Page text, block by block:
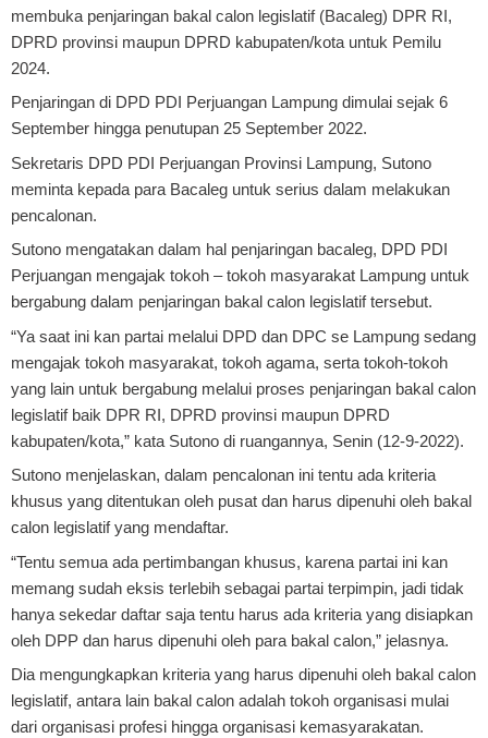
membuka penjaringan bakal calon legislatif (Bacaleg) DPR RI,
DPRD provinsi maupun DPRD kabupaten/kota untuk Pemilu
2024.
Penjaringan di DPD PDI Perjuangan Lampung dimulai sejak 6
September hingga penutupan 25 September 2022.
Sekretaris DPD PDI Perjuangan Provinsi Lampung, Sutono
meminta kepada para Bacaleg untuk serius dalam melakukan
pencalonan.
Sutono mengatakan dalam hal penjaringan bacaleg, DPD PDI
Perjuangan mengajak tokoh – tokoh masyarakat Lampung untuk
bergabung dalam penjaringan bakal calon legislatif tersebut.
“Ya saat ini kan partai melalui DPD dan DPC se Lampung sedang
mengajak tokoh masyarakat, tokoh agama, serta tokoh-tokoh
yang lain untuk bergabung melalui proses penjaringan bakal calon
legislatif baik DPR RI, DPRD provinsi maupun DPRD
kabupaten/kota,” kata Sutono di ruangannya, Senin (12-9-2022).
Sutono menjelaskan, dalam pencalonan ini tentu ada kriteria
khusus yang ditentukan oleh pusat dan harus dipenuhi oleh bakal
calon legislatif yang mendaftar.
“Tentu semua ada pertimbangan khusus, karena partai ini kan
memang sudah eksis terlebih sebagai partai terpimpin, jadi tidak
hanya sekedar daftar saja tentu harus ada kriteria yang disiapkan
oleh DPP dan harus dipenuhi oleh para bakal calon,” jelasnya.
Dia mengungkapkan kriteria yang harus dipenuhi oleh bakal calon
legislatif, antara lain bakal calon adalah tokoh organisasi mulai
dari organisasi profesi hingga organisasi kemasyarakatan.